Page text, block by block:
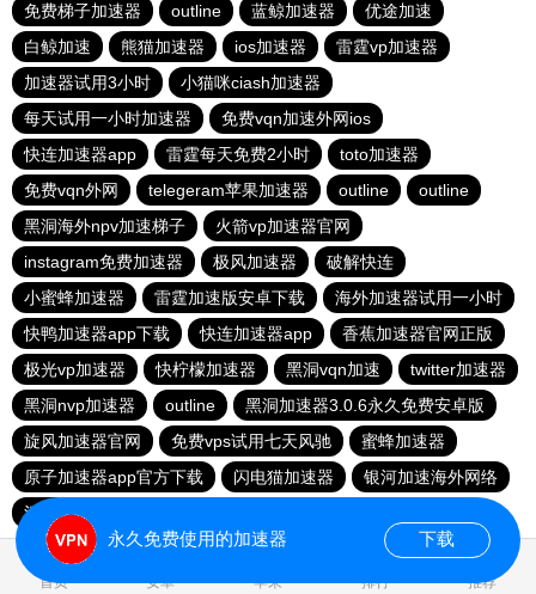
免费梯子加速器
outline 蓝鲸加速器
优途加速
白鲸加速
熊猫加速器 ios加速器
雷霆vp加速器
加速器试用3小时
小猫咪ciash加速器
每天试用一小时加速器
免费vqn加速外网ios
快连加速器app
雷霆每天免费2小时
toto加速器
免费vqn外网
telegeram苹果加速器 outline
outline
黑洞海外npv加速梯子
火箭vp加速器官网
instagram免费加速器
极风加速器
破解快连
小蜜蜂加速器
雷霆加速版安卓下载
海外加速器试用一小时
快鸭加速器app下载
快连加速器app
香蕉加速器官网正版
极光vp加速器
快柠檬加速器 黑洞vqn加速
twitter加速器
黑洞nvp加速器
outline
黑洞加速器3.0.6永久免费安卓版
旋风加速器官网
免费vps试用七天风驰
蜜蜂加速器
原子加速器app官方下载
闪电猫加速器
银河加速海外网络
河马加速官网
首页 安卓 苹果 排行 推荐
永久免费使用的加速器 下载
0.064491s